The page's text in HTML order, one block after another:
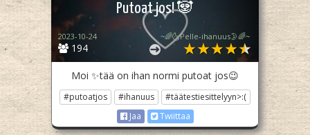
Putoat jos! 🐼
194
2023-10-24 ~🌈🌜Pelle-ihanuus🌛🌈~
Moi ✨tää on ihan normi putoat jos😉
#putoatjos #ihanuus
#täätestiesittelyyn>:(
Jaa
Twiittaa